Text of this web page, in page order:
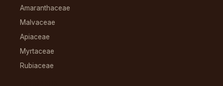
Amaranthaceae
Malvaceae
Apiaceae
Myrtaceae
Rubiaceae